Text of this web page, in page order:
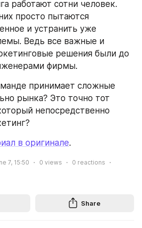
работают сотни человек.
просто пытаются
и устранить уже
Ведь все важные и
решения были до
фирмы.
принимает сложные
рынка? Это точно тот
непосредственно
в оригинале.
7, 15:50 0 views 0 reactions
Share